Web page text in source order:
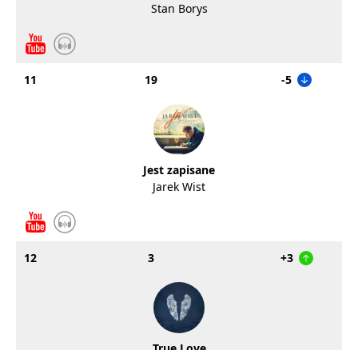
Stan Borys
11 19 -5
Jest zapisane
Jarek Wist
12 3 +3